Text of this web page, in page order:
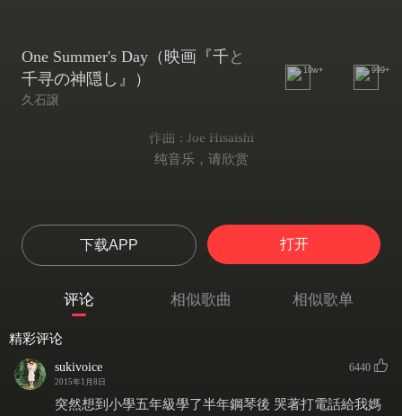
One Summer's Day（映画『千と
千寻の神隠し』）
久石譲
10w+ 999+
作曲 : Joe Hisaishi
纯音乐，请欣赏
下载APP 打开
评论 相似歌曲 相似歌单
精彩评论
sukivoice
2015年1月8日
6440
突然想到小學五年級學了半年鋼琴後 哭著打電話給我媽